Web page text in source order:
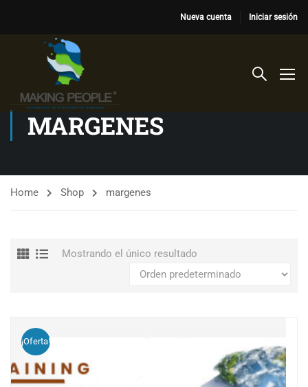
Nueva cuenta Iniciar sesión
MARGENES
Home Shop margenes
Mostrando el único resultado
¡Oferta!